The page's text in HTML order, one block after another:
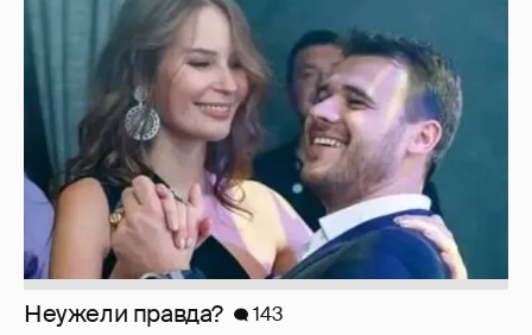
Неужели правда? 143